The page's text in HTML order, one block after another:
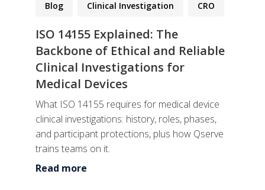
Blog Clinical Investigation CRO
ISO 14155 Explained: The
Backbone of Ethical and Reliable
Clinical Investigations for
Medical Devices
What ISO 14155 requires for medical device
clinical investigations: history, roles, phases,
and participant protections, plus how Qserve
trains teams on it.
Read more